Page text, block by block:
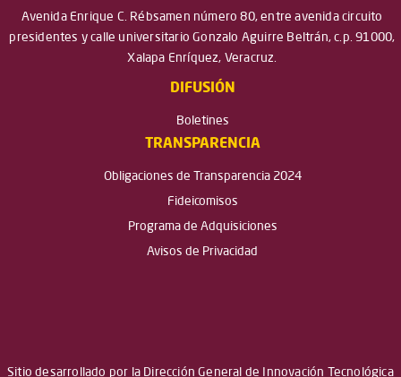
Avenida Enrique C. Rébsamen número 80, entre avenida circuito
presidentes y calle universitario Gonzalo Aguirre Beltrán, c.p. 91000,
Xalapa Enríquez, Veracruz.
DIFUSIÓN
Boletines
TRANSPARENCIA
Obligaciones de Transparencia 2024
Fideicomisos
Programa de Adquisiciones
Avisos de Privacidad
Sitio desarrollado por la Dirección General de Innovación Tecnológica